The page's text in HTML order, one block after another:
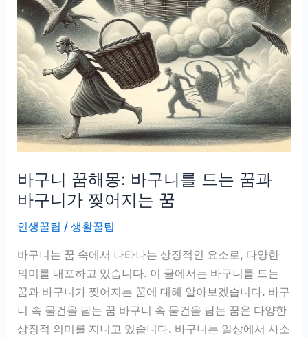
사
용
하
는
꿈
과
손
수
이
사
지
는
꿈
바구니 꿈해몽: 바구니를 드는 꿈과
바구니가 찢어지는 꿈
인생꿀팁 /생활꿀팁
바구니는 꿈 속에서 나타나는 상징적인 요소로, 다양한
의미를 내포하고 있습니다. 이 글에서는 바구니를 드는
꿈과 바구니가 찢어지는 꿈에 대해 알아보겠습니다. 바구
니 속 물건을 담는 꿈 바구니 속 물건을 담는 꿈은 다양한
상징적 의미를 지니고 있습니다. 바구니는 일상에서 사소